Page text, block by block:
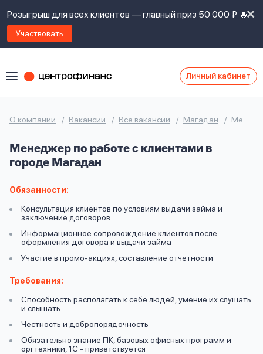
Розыгрыш для всех клиентов — главный приз 50 000 ₽ 🔥
Участвовать
Личный кабинет
О компании Вакансии Все вакансии Магадан Менеджер по работе с клиентами
Менеджер по работе с клиентами в
городе Магадан
Обязанности:
Консультация клиентов по условиям выдачи займа и
заключение договоров
Информационное сопровождение клиентов после
оформления договора и выдачи займа
Участие в промо-акциях, составление отчетности
Требования:
Способность располагать к себе людей, умение их слушать
и слышать
Честность и добропорядочность
Обязательно знание ПК, базовых офисных программ и
оргтехники, 1С - приветствуется
контакты
Задать
Ок
Ок
Я
правилами
предоставления
политикой
даю
согласие
на
обработку
личных